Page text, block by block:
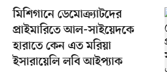
মিশিগানে ডেমোক্র্যাটদের
প্রাইমারিতে আল-সাইয়েদকে
হারাতে কেন এত মরিয়া
ইসারায়েলি লবি আইপ্যাক